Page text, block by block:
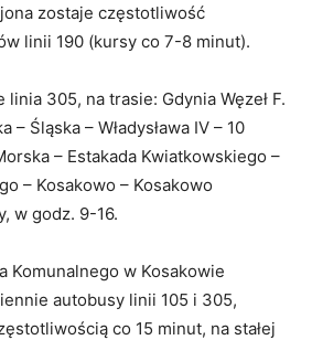
zostaje częstotliwość
linii 190 (kursy co 7-8 minut).
305, na trasie: Gdynia Węzeł F.
Śląska – Władysława IV – 10
– Estakada Kwiatkowskiego –
– Kosakowo – Kosakowo
w godz. 9-16.
Komunalnego w Kosakowie
autobusy linii 105 i 305,
co 15 minut, na stałej